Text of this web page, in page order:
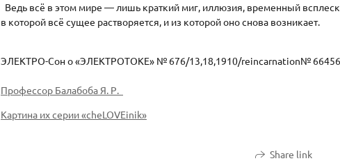
Ведь всё в этом мире — лишь краткий миг, иллюзия, временный
в которой всё сущее растворяется, и из которой оно снова возникает.
ЭЛЕКТРО-Сон о «ЭЛЕКТРОТОКЕ» № 676/13,18,1910/reincarnation№
Профессор Балабоба Я. Р.
Картина их серии «cheLOVEinik»
Share link